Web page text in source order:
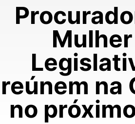
reúnem na
no